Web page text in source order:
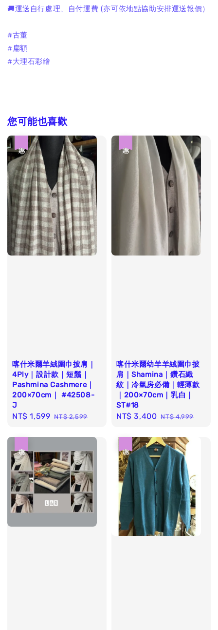
🚚運送自行處理、自付運費 (亦可依地點協助安排運送報價）
#古董
#扁額
#大理石彩繪
您可能也喜歡
喀什米爾羊絨圍巾披肩｜
4Ply｜設計款｜短鬚｜
Pashmina Cashmere｜
200×70cm｜ #42508-
J
Sale
NT$ 1,599 Regular
NT$ 2,599
喀什米爾幼羊羊絨圍巾披
肩｜Shamina｜鑽石織
紋｜冷氣房必備｜輕薄款
｜200×70cm｜乳白｜
ST#18
Sale
NT$ 3,400 Regular
NT$ 4,999